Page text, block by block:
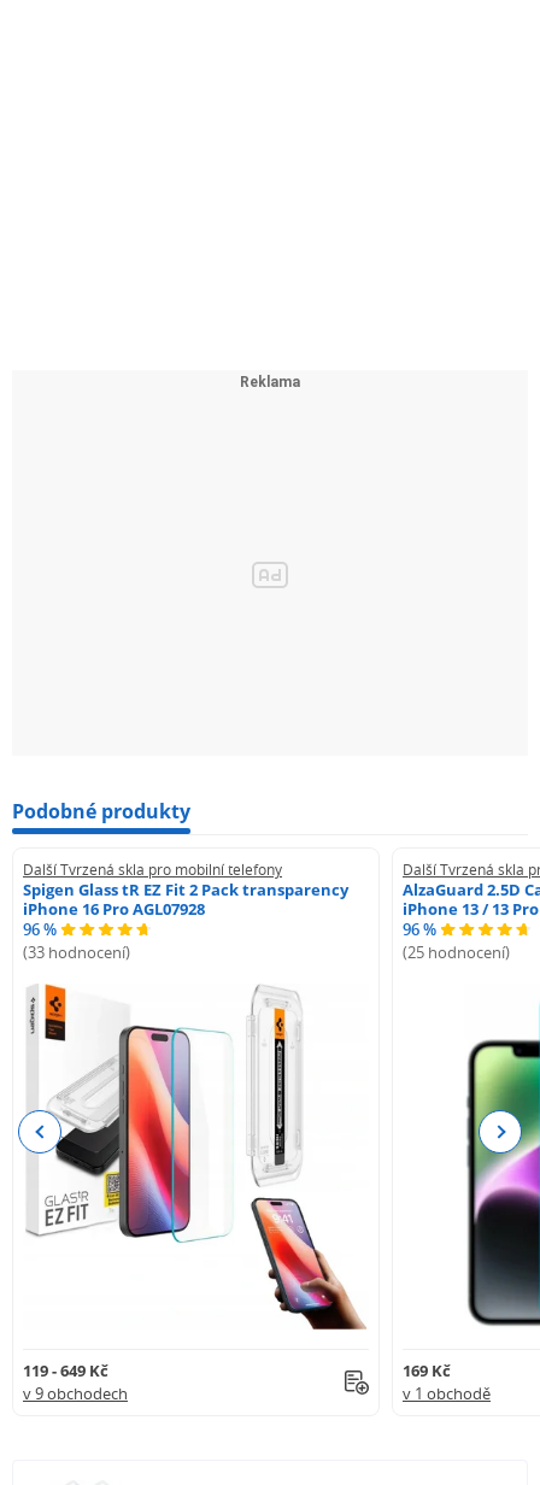
Podobné produkty
Další Tvrzená skla pro mobilní telefony
Spigen Glass tR EZ Fit 2 Pack transparency
iPhone 16 Pro AGL07928
96 %
(33 hodnocení)
119 - 649 Kč
v 9 obchodech
Další Tvrzená skla
AlzaGuard 2.5D
iPhone 13 / 13 Pro
96 %
(25 hodnocení)
169 Kč
v 1 obchodě
Previous Next